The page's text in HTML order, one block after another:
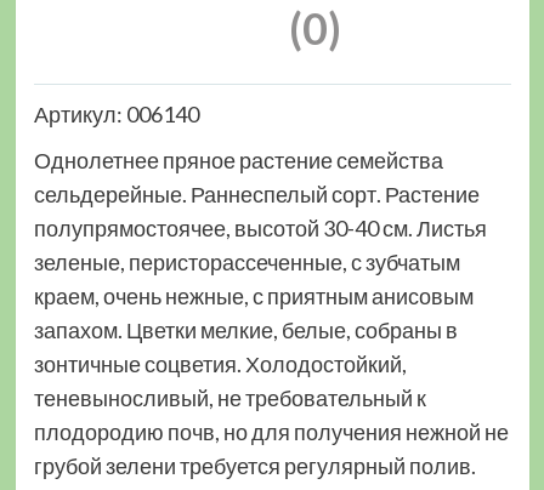
(0)
Артикул: 006140
Однолетнее пряное растение семейства
сельдерейные. Раннеспелый сорт. Растение
полупрямостоячее, высотой 30-40 см. Листья
зеленые, перисторассеченные, с зубчатым
краем, очень нежные, с приятным анисовым
запахом. Цветки мелкие, белые, собраны в
зонтичные соцветия. Холодостойкий,
теневыносливый, не требовательный к
плодородию почв, но для получения нежной не
грубой зелени требуется регулярный полив.